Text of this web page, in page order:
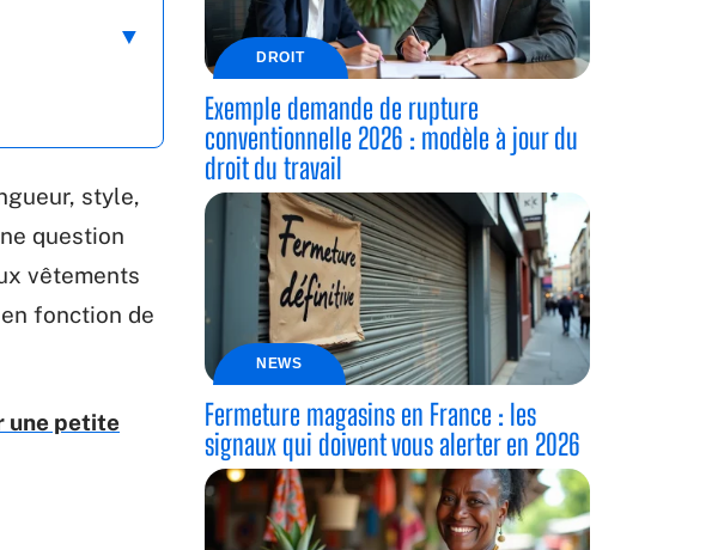
style,
question
vêtements
fonction de
une petite
DROIT
Exemple demande de rupture
conventionnelle 2026 : modèle à jour du
droit du travail
NEWS
Fermeture magasins en France : les
signaux qui doivent vous alerter en 2026